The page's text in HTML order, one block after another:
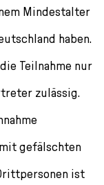
Mindestalter
haben.
Teilnahme nur
zulässig.
gefälschten
ist